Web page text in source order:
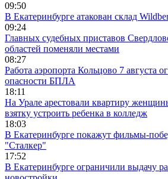
09:50
В Екатеринбурге атакован склад
09:24
Главных судебных приставов
областей поменяли местами
08:27
Работа аэропорта Кольцово 7 августа
опасности БПЛА
18:11
На Урале арестовали квартиру
взятку устроить ребенка в колледж
18:03
В Екатеринбурге покажут фильмы-
"Сталкер"
17:52
В Екатеринбурге ограничили выдачу